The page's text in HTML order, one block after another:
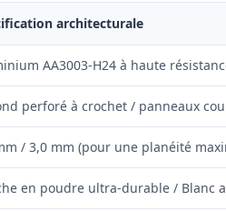
architecturale
AA3003-H24 à haute
perforé à crochet / panneaux
/ 3,0 mm (pour une planéité
en poudre ultra-durable / Blanc